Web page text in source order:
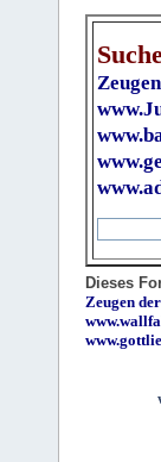
Dieses
Zeugen